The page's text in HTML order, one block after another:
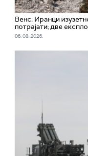
Венс: Иранци
потрајати; две
06. 08. 2026.